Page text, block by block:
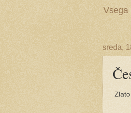
Vsega
sreda,